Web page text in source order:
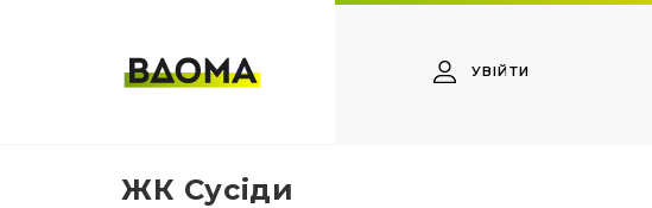
УВІЙТИ
ЖК Сусіди